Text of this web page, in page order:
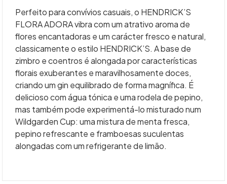
Perfeito para convívios casuais, o HENDRICK’S
FLORA ADORA vibra com um atrativo aroma de
flores encantadoras e um carácter fresco e natural,
classicamente o estilo HENDRICK’S. A base de
zimbro e coentros é alongada por características
florais exuberantes e maravilhosamente doces,
criando um gin equilibrado de forma magnífica. É
delicioso com água tónica e uma rodela de pepino,
mas também pode experimentá-lo misturado num
Wildgarden Cup: uma mistura de menta fresca,
pepino refrescante e framboesas suculentas
alongadas com um refrigerante de limão.